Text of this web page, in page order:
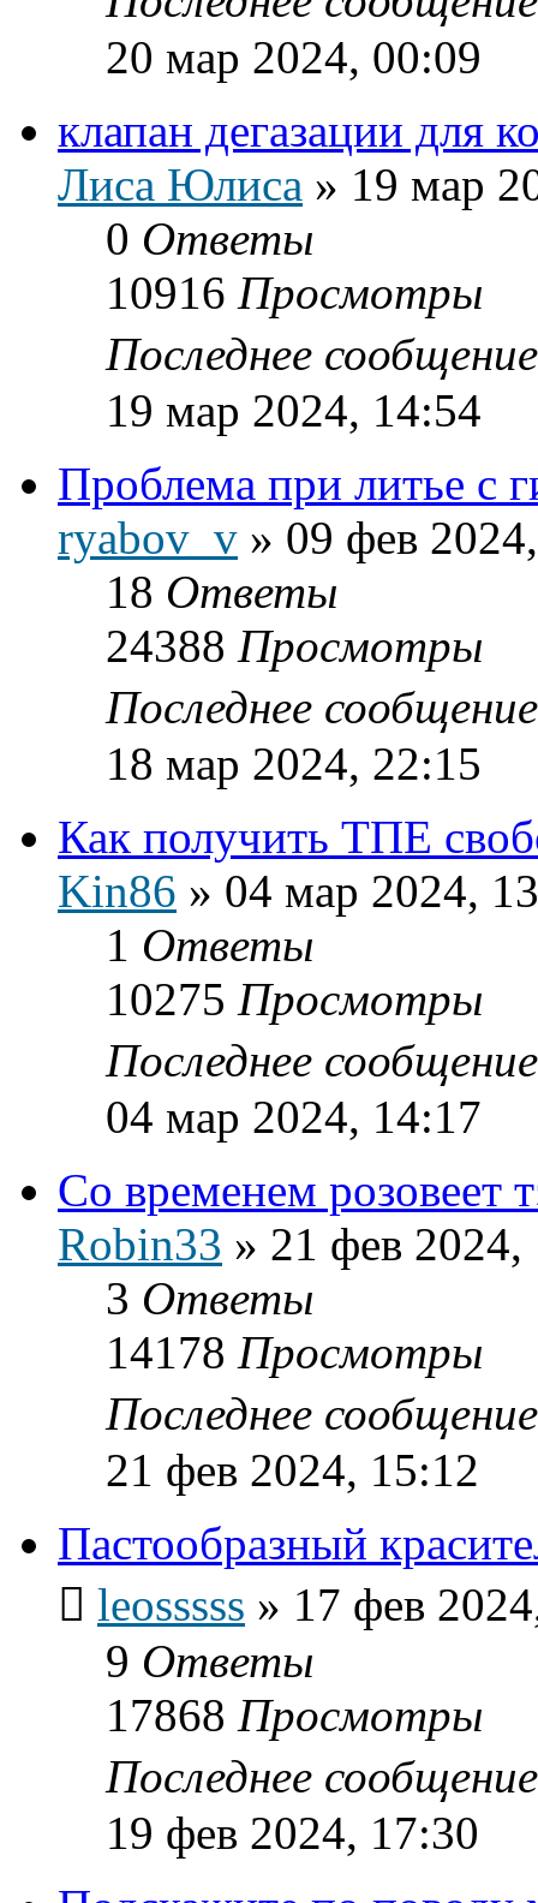
20 мар 2024, 00:09
клапан дегазации для
Лиса Юлиса » 19 мар
0 Ответы
10916 Просмотры
Последнее
19 мар 2024, 14:54
Проблема при литье с
ryabov_v » 09 фев
18 Ответы
24388 Просмотры
Последнее
18 мар 2024, 22:15
Как получить ТПЕ
Kin86 » 04 мар 2024,
1 Ответы
10275 Просмотры
Последнее
04 мар 2024, 14:17
Со временем розовеет
Robin33 » 21 фев 2024,
3 Ответы
14178 Просмотры
Последнее
21 фев 2024, 15:12
Пастообразный
leosssss » 17 фев
9 Ответы
17868 Просмотры
Последнее
19 фев 2024, 17:30